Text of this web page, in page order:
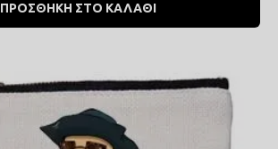
ΠΡΟΣΘΗΚΗ ΣΤΟ ΚΑΛΑΘΙ